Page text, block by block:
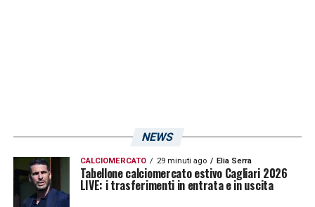
NEWS
CALCIOMERCATO 29 minuti ago Elia Serra
Tabellone calciomercato estivo Cagliari 2026
LIVE: i trasferimenti in entrata e in uscita